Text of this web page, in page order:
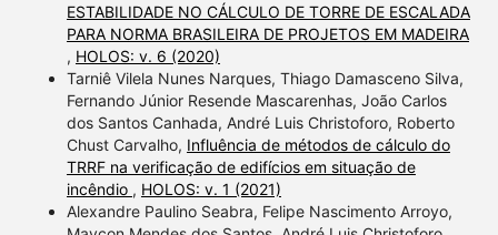
ESTABILIDADE NO CÁLCULO DE TORRE DE ESCALADA
PARA NORMA BRASILEIRA DE PROJETOS EM MADEIRA
, HOLOS: v. 6 (2020)
Tarniê Vilela Nunes Narques, Thiago Damasceno Silva,
Fernando Júnior Resende Mascarenhas, João Carlos
dos Santos Canhada, André Luis Christoforo, Roberto
Chust Carvalho, Influência de métodos de cálculo do
TRRF na verificação de edifícios em situação de
incêndio , HOLOS: v. 1 (2021)
Alexandre Paulino Seabra, Felipe Nascimento Arroyo,